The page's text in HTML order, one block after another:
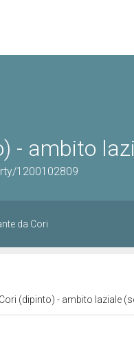
- ambito
1200102809
da Cori
(dipinto) - ambito laziale